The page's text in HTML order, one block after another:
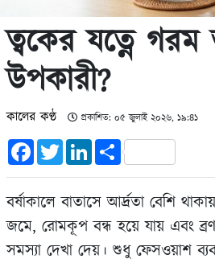
ত্বকের যত্নে
উপকারী?
কালের কণ্ঠ প্রকাশিত: ০৫ জুলাই ২০২৬, ১৯:৪১
FacebookTwitterLinkedInShare
বর্ষাকালে বাতাসে আর্দ্রতা বেশি
জমে, রোমকূপ বন্ধ হয়ে যায় এবং
সমস্যা দেখা দেয়। শুধু ফেসওয়াশ